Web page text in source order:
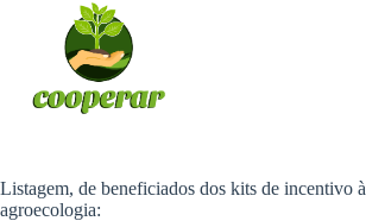
Listagem, de beneficiados dos kits de incentivo à
agroecologia: